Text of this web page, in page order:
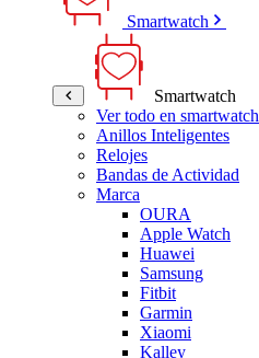
Smartwatch
Smartwatch
Ver todo en smartwatch
Anillos Inteligentes
Relojes
Bandas de Actividad
Marca
OURA
Apple Watch
Huawei
Samsung
Fitbit
Garmin
Xiaomi
Kalley